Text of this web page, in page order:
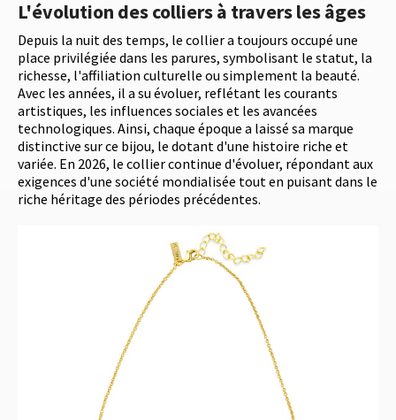
L'évolution des colliers à travers les âges
Depuis la nuit des temps, le collier a toujours occupé une
place privilégiée dans les parures, symbolisant le statut, la
richesse, l'affiliation culturelle ou simplement la beauté.
Avec les années, il a su évoluer, reflétant les courants
artistiques, les influences sociales et les avancées
technologiques. Ainsi, chaque époque a laissé sa marque
distinctive sur ce bijou, le dotant d'une histoire riche et
variée. En 2026, le collier continue d'évoluer, répondant aux
exigences d'une société mondialisée tout en puisant dans le
riche héritage des périodes précédentes.